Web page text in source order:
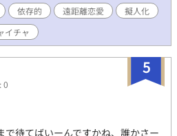
握しきれていない 所もあり、浮世
てた過去がある（数百年前の話） 性
が 心の底は、暗黒に渦巻いている
）見た目が幼げに見える（都合上２
３桁 １６６ｃｍ ５７ｋｇ 大昔に楓
がアンズと似ている事から、杏と
明るく、愛想も良い。 実際、弱みを
ジャレ噛みしてしまう。 めちゃく
今は自立して、別々に暮らしてい
せいで、楓から分け与えられた 霊力
依存的 遠距離恋愛
擬人化
イチャ
5
0
で待てばいーんですかね、誰かさー